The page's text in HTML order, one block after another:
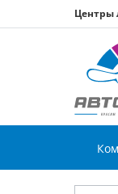
Центры